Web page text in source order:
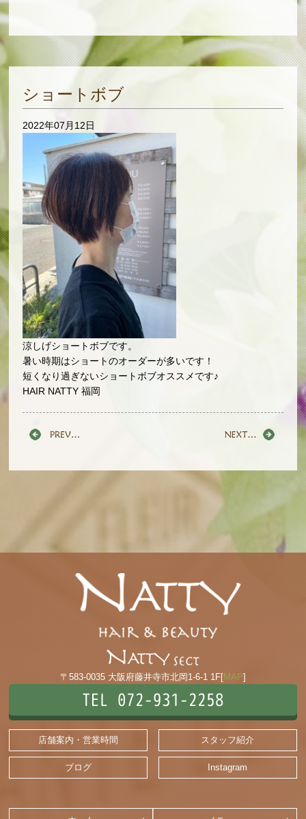
ショートボブ
2022年07月12日
涼しげショートボブです。
暑い時期はショートのオーダーが多いです！
短くなり過ぎないショートボブオススメです♪
HAIR NATTY 福岡
〒583-0035 大阪府藤井寺市北岡1-6-1 1F[MAP]
TEL 072-931-2258
店舗案内・営業時間 スタッフ紹介
ブログ Instagram